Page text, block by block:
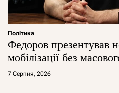
Політика
Федоров презентував
мобілізації без
7 Серпня, 2026